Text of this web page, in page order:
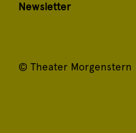
Newsletter
© Theater Morgenstern